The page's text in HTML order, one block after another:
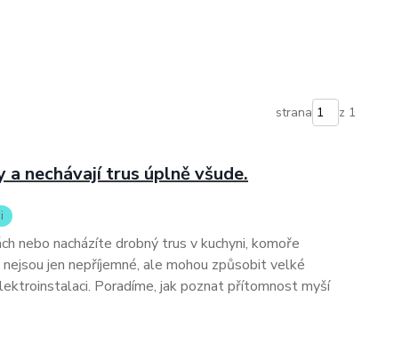
strana z 1
a nechávají trus úplně všude.
nebo nacházíte drobný trus v kuchyni, komoře
jen nepříjemné, ale mohou způsobit velké
Poradíme, jak poznat přítomnost myší